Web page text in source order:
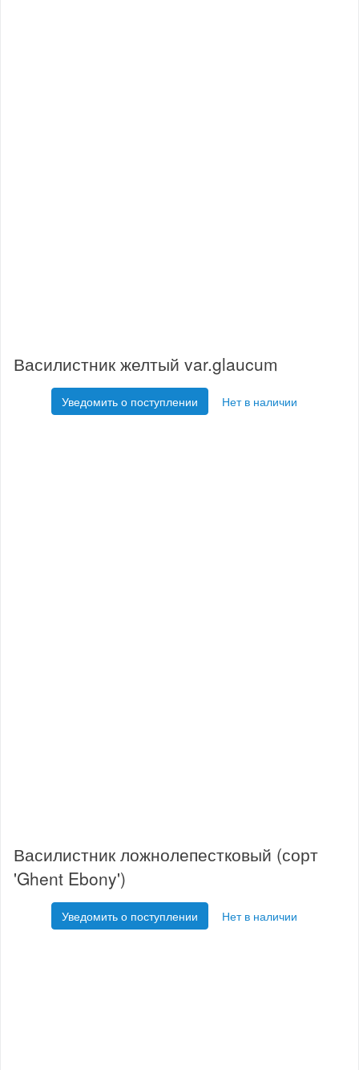
Василистник желтый var.glaucum
Уведомить о поступлении Нет в наличии
Василистник ложнолепестковый (сорт
'Ghent Ebony')
Уведомить о поступлении Нет в наличии